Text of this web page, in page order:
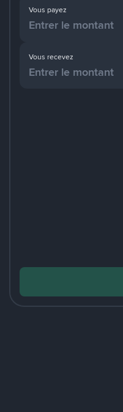
Vous payez
Vous recevez